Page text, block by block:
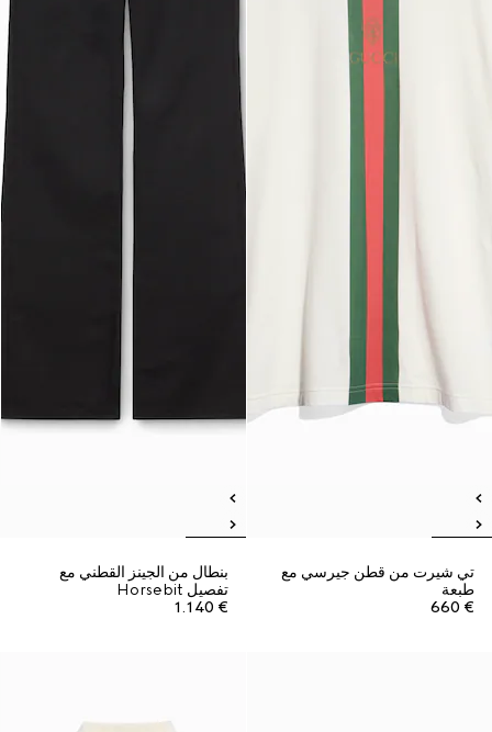
تي شيرت من قطن جيرسي مع
طبعة
€ 660
بنطال من الجينز القطني مع
تفصيل Horsebit
€ 1.140